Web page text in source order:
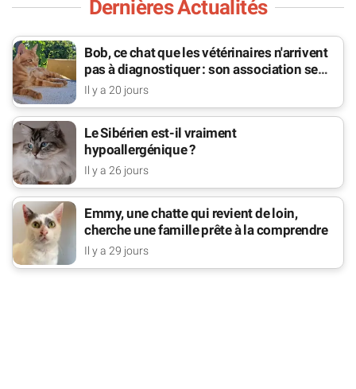
Dernières Actualités
Bob, ce chat que les vétérinaires n'arrivent
pas à diagnostiquer : son association se
bat pour lui
Il y a 20 jours
Le Sibérien est-il vraiment
hypoallergénique ?
Il y a 26 jours
Emmy, une chatte qui revient de loin,
cherche une famille prête à la comprendre
Il y a 29 jours